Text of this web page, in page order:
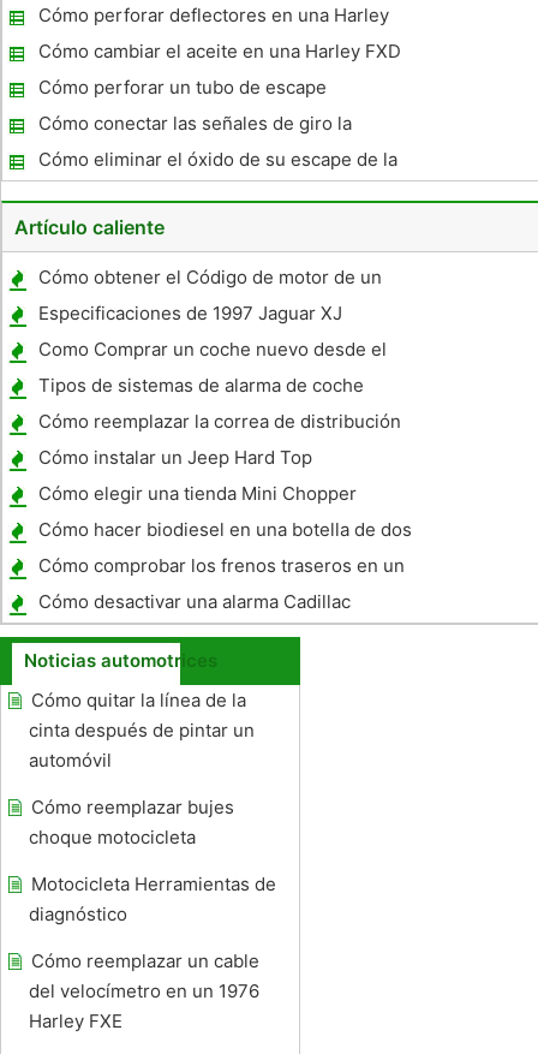
Cómo perforar deflectores en una Harley
Stock Silenciador
Cómo cambiar el aceite en una Harley FXD
2003
Cómo perforar un tubo de escape
motocicleta
Cómo conectar las señales de giro la
motocicleta
Cómo eliminar el óxido de su escape de la
motocicleta
Artículo caliente
Cómo obtener el Código de motor de un
Jeep Liberty
Especificaciones de 1997 Jaguar XJ
Como Comprar un coche nuevo desde el
fabricante
Tipos de sistemas de alarma de coche
Cómo reemplazar la correa de distribución
en un 2003 Ford Focus
Cómo instalar un Jeep Hard Top
Cómo elegir una tienda Mini Chopper
Cómo hacer biodiesel en una botella de dos
litros Pop
Cómo comprobar los frenos traseros en un
dos ruedas traseras de Dodge 3500
Cómo desactivar una alarma Cadillac
Noticias automotrices
Cómo quitar la línea de la
cinta después de pintar un
automóvil
Cómo reemplazar bujes
choque motocicleta
Motocicleta Herramientas de
diagnóstico
Cómo reemplazar un cable
del velocímetro en un 1976
Harley FXE